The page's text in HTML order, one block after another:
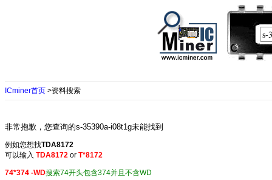
ICminer首页 >资料搜索
非常抱歉，您查询的s-35390a-i08t1g未能找到
例如您想找TDA8172
可以输入 TDA8172 or T*8172
74*374 -WD搜索74开头包含374并且不含WD